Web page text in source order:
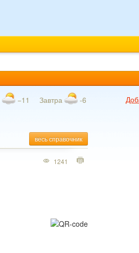
−11 Завтра -6
весь справочник
1241